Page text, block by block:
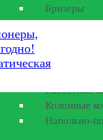
Бризеры
кондиционеры
Кассетные
Колонные
Напольно-